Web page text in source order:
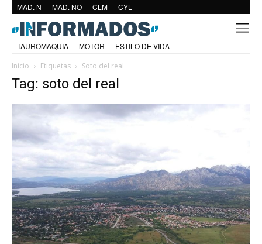
MAD. N MAD. NO CLM CYL
TAUROMAQUIA MOTOR
ESTILO DE VIDA
Inicio
Etiquetas Soto del real
Tag: soto del real